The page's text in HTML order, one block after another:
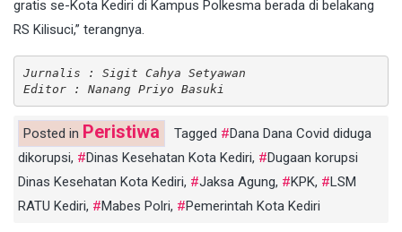
gratis se-Kota Kediri di Kampus Polkesma berada di belakang
RS Kilisuci,” terangnya.
Jurnalis : Sigit Cahya Setyawan
Editor : Nanang Priyo Basuki
Posted in Peristiwa Tagged
Dana Dana Covid diduga
dikorupsi, Dinas Kesehatan Kota Kediri,
Dugaan korupsi
Dinas Kesehatan Kota Kediri, Jaksa Agung, KPK,
LSM
RATU Kediri, Mabes Polri, Pemerintah Kota Kediri